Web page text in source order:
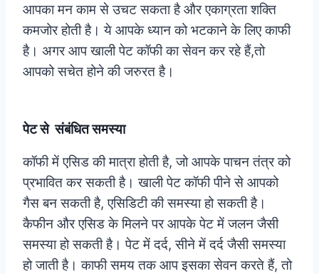
आपका मन काम से उचट सकता है और एकाग्रता शक्ति
कमजोर होती है। ये आपके ध्यान को भटकाने के लिए काफी
है। अगर आप खाली पेट कॉफी का सेवन कर रहे हैं,तो
आपको सचेत होने की जरुरत है।
पेट से संबंधित समस्या
कॉफी में एसिड की मात्रा होती है, जो आपके पाचन तंत्र को
प्रभावित कर सकती है। खाली पेट कॉफी पीने से आपको
गैस बन सकती है, एसिडिटी की समस्या हो सकती है।
कैफीन और एसिड के मिलने पर आपके पेट में जलन जैसी
समस्या हो सकती है। पेट में दर्द, सीने में दर्द जैसी समस्या
हो जाती है। काफी समय तक आप इसका सेवन करते हैं, तो